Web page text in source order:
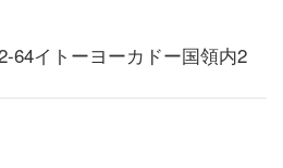
64イトーヨーカドー国領内2